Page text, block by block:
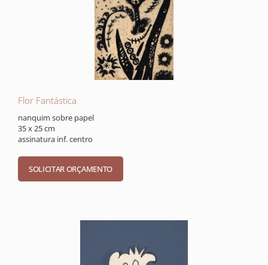
Flor Fantástica
nanquim sobre papel
35 x 25 cm
assinatura inf. centro